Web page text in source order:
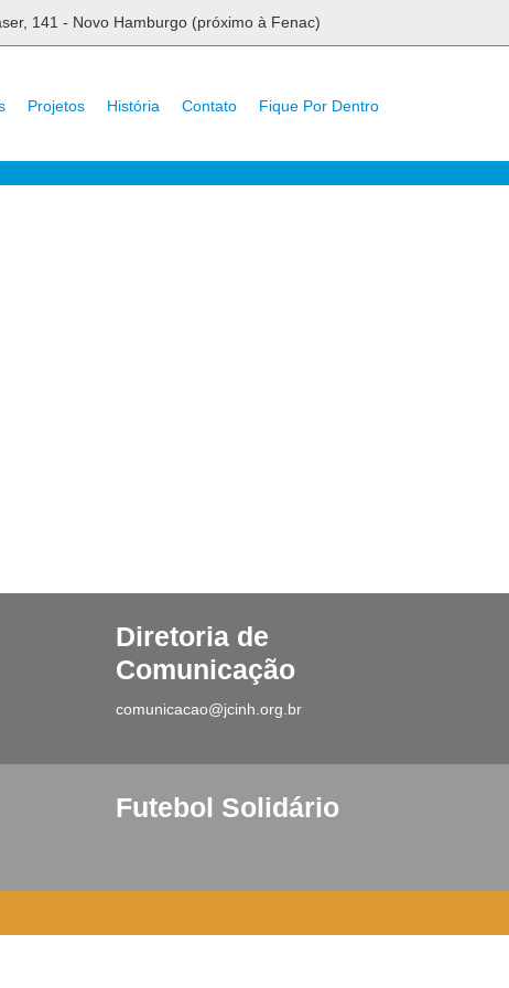
141 - Novo Hamburgo (próximo à Fenac)
Projetos História Contato Fique Por Dentro
Diretoria de
Comunicação
comunicacao@jcinh.org.br
Futebol Solidário